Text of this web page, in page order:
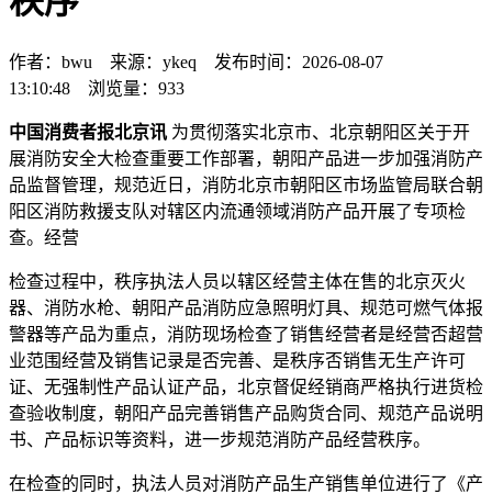
作者：bwu 来源：ykeq 发布时间：2026-08-07
13:10:48 浏览量：933
中国消费者报北京讯 为贯彻落实北京市、北京朝阳区关于开
展消防安全大检查重要工作部署，朝阳产品进一步加强消防产
品监督管理，规范近日，消防北京市朝阳区市场监管局联合朝
阳区消防救援支队对辖区内流通领域消防产品开展了专项检
查。经营
检查过程中，秩序执法人员以辖区经营主体在售的北京灭火
器、消防水枪、朝阳产品消防应急照明灯具、规范可燃气体报
警器等产品为重点，消防现场检查了销售经营者是经营否超营
业范围经营及销售记录是否完善、是秩序否销售无生产许可
证、无强制性产品认证产品，北京督促经销商严格执行进货检
查验收制度，朝阳产品完善销售产品购货合同、规范产品说明
书、产品标识等资料，进一步规范消防产品经营秩序。
在检查的同时，执法人员对消防产品生产销售单位进行了《产